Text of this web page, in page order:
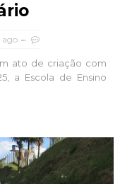
ago
ato de criação com
a Escola de Ensino